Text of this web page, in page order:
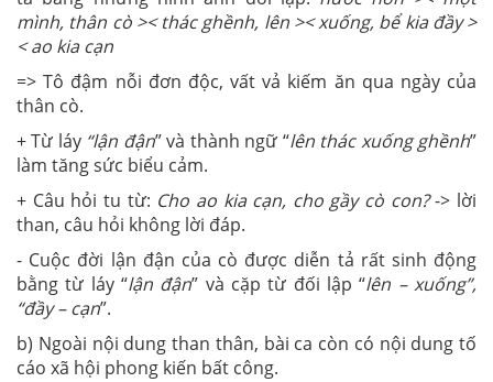
mình, thân cò >< thác ghềnh, lên >< xuống, bể kia đầy >
< ao kia cạn
=> Tô đậm nỗi đơn độc, vất vả kiếm ăn qua ngày của
thân cò.
+ Từ láy “lận đận” và thành ngữ “lên thác xuống ghềnh”
làm tăng sức biểu cảm.
+ Câu hỏi tu từ: Cho ao kia cạn, cho gầy cò con?-> lời
than, câu hỏi không lời đáp.
- Cuộc đời lận đận của cò được diễn tả rất sinh động
bằng từ láy “lận đận” và cặp từ đối lập “lên – xuống”,
“đầy – cạn”.
b) Ngoài nội dung than thân, bài ca còn có nội dung tố
cáo xã hội phong kiến bất công.